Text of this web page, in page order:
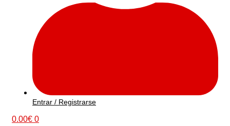
Entrar / Registrarse
0.00€ 0